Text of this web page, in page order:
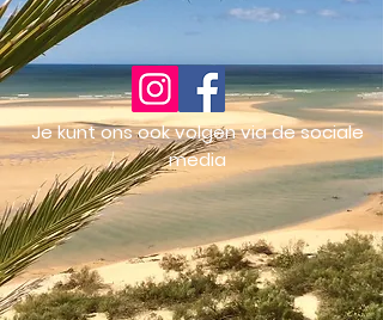
Je kunt ons ook volgen via de sociale
media